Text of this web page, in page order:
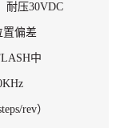
耐压30VDC
置偏差
中
rev）